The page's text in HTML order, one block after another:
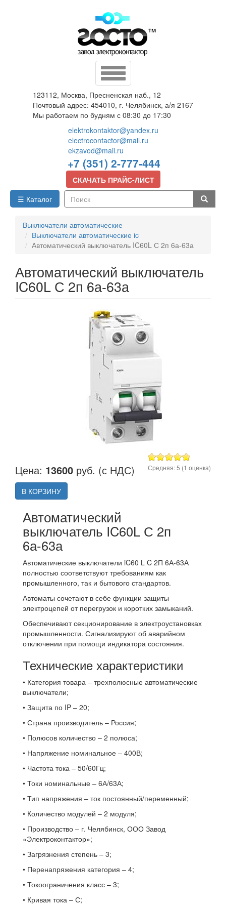
Toggle
navigation
123112, Москва, Пресненская наб., 12
Почтовый адрес: 454010, г. Челябинск, а/я 2167
Мы работаем по будням с 08:30 до 17:30
elektrokontaktor@yandex.ru
electrocontactor@mail.ru
ekzavod@mail.ru
+7 (351) 2-777-444
СКАЧАТЬ ПРАЙС-ЛИСТ
☰ Каталог
Выключатели автоматические
Выключатели автоматические ic
Автоматический выключатель IC60L С 2п 6а-63а
Автоматический выключатель
IC60L С 2п 6а-63а
Цена: 13600 руб. (с НДС)
В КОРЗИНУ
Средняя:5 (1 оценка)
Автоматический
выключатель IC60L С 2п
6а-63а
Автоматические выключатели iC60 L C 2П 6А-63А
полностью соответствуют требованиям как
промышленного, так и бытового стандартов.
Автоматы сочетают в себе функции защиты
электроцепей от перегрузок и коротких замыканий.
Обеспечивают секционирование в электроустановках
промышленности. Сигнализируют об аварийном
отключении при помощи индикатора состояния.
Технические характеристики
• Категория товара – трехполюсные автоматические
выключатели;
• Защита по IP – 20;
• Страна производитель – Россия;
• Полюсов количество – 2 полюса;
• Напряжение номинальное – 400В;
• Частота тока – 50/60Гц;
• Токи номинальные – 6А/63А;
• Тип напряжения – ток постоянный/переменный;
• Количество модулей – 2 модуля;
• Производство – г. Челябинск, ООО Завод
«Электроконтактор»;
• Загрязнения степень – 3;
• Перенапряжения категория – 4;
• Токоограничения класс – 3;
• Кривая тока – С;